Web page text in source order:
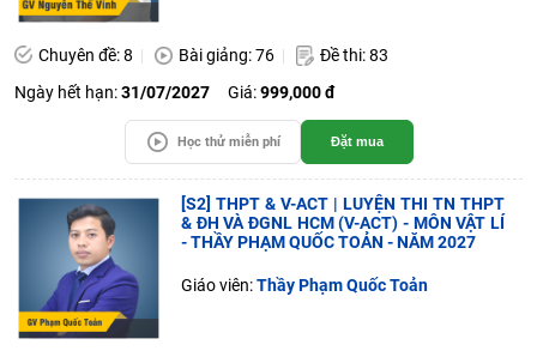
Chuyên đề: 8 Bài giảng: 76
Đề thi: 83
Ngày hết hạn:31/07/2027 Giá:999,000 đ
Học thử miễn phí Đặt mua
[S2] THPT & V-ACT | LUYỆN THI TN THPT
& ĐH VÀ ĐGNL HCM (V-ACT) - MÔN VẬT LÍ
- THẦY PHẠM QUỐC TOẢN - NĂM 2027
Giáo viên:Thầy Phạm Quốc Toản